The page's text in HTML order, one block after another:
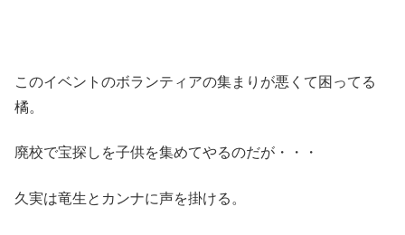
このイベントのボランティアの集まりが悪くて困ってる
橘。
廃校で宝探しを子供を集めてやるのだが・・・
久実は竜生とカンナに声を掛ける。